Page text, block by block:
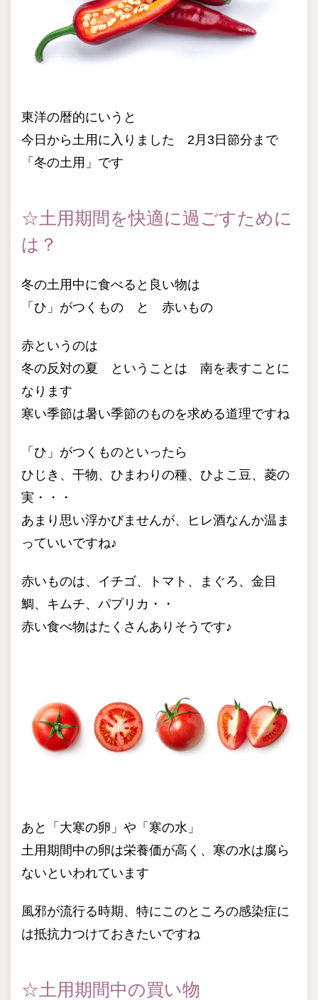
東洋の暦的にいうと
今日から土用に入りました 2月3日節分まで
「冬の土用」です
☆土用期間を快適に過ごすために
は？
冬の土用中に食べると良い物は
「ひ」がつくもの と 赤いもの
赤というのは
冬の反対の夏 ということは 南を表すことに
なります
寒い季節は暑い季節のものを求める道理ですね
「ひ」がつくものといったら
ひじき、干物、ひまわりの種、ひよこ豆、菱の
実・・・
あまり思い浮かびませんが、ヒレ酒なんか温ま
っていいですね♪
赤いものは、イチゴ、トマト、まぐろ、金目
鯛、キムチ、パプリカ・・
赤い食べ物はたくさんありそうです♪
あと「大寒の卵」や「寒の水」
土用期間中の卵は栄養価が高く、寒の水は腐ら
ないといわれています
風邪が流行る時期、特にこのところの感染症に
は抵抗力つけておきたいですね
☆土用期間中の買い物